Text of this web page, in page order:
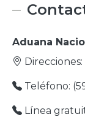
Aduana
Direcciones:
Teléfono:
Línea